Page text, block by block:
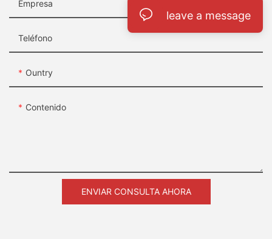
Empresa
Teléfono
Ountry
Contenido
ENVIAR CONSULTA AHORA
leave a message